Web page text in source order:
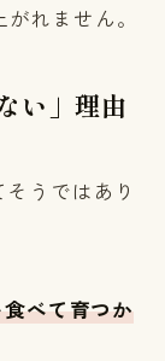
れません。
い」理由
うではあり
べて育つか